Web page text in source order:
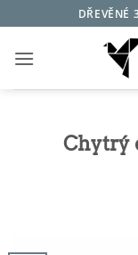
na
obsah
DŘEVĚNÉ
Chytrý